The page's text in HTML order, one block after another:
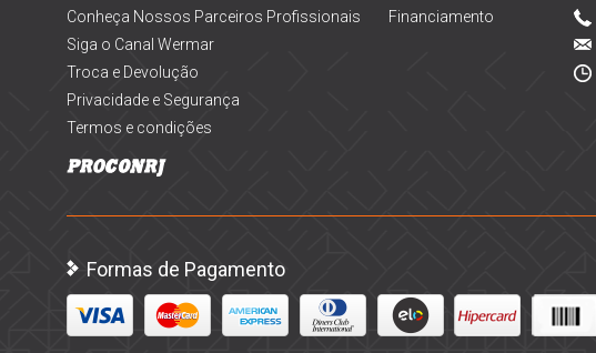
Conheça Nossos Parceiros Profissionais
Siga o Canal Wermar
Troca e Devolução
Privacidade e Segurança
Termos e condições
Financiamento
Formas de Pagamento